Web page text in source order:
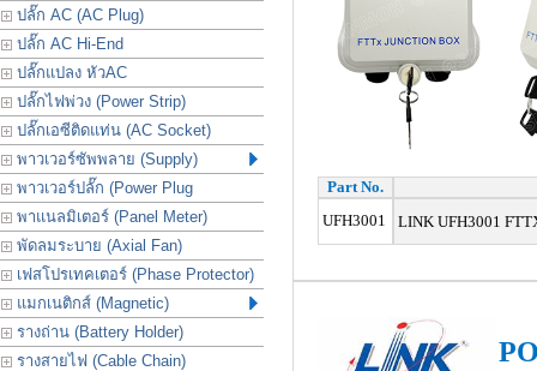
ปลั๊ก AC (AC Plug)
ปลั๊ก AC Hi-End
ปลั๊กแปลง หัวAC
ปลั๊กไฟพ่วง (Power Strip)
ปลั๊กเอซีติดแท่น (AC Socket)
พาวเวอร์ซัพพลาย (Supply)
พาวเวอร์ปลั๊ก (Power Plug
พาแนลมิเตอร์ (Panel Meter)
พัดลมระบาย (Axial Fan)
เฟสโปรเทคเตอร์ (Phase Protector)
แมกเนติกส์ (Magnetic)
รางถ่าน (Battery Holder)
รางสายไฟ (Cable Chain)
Part No.
UFH3001
LINK UFH3001